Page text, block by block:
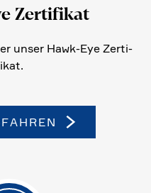
Zerti­fikat
unser Hawk-Eye Zerti­